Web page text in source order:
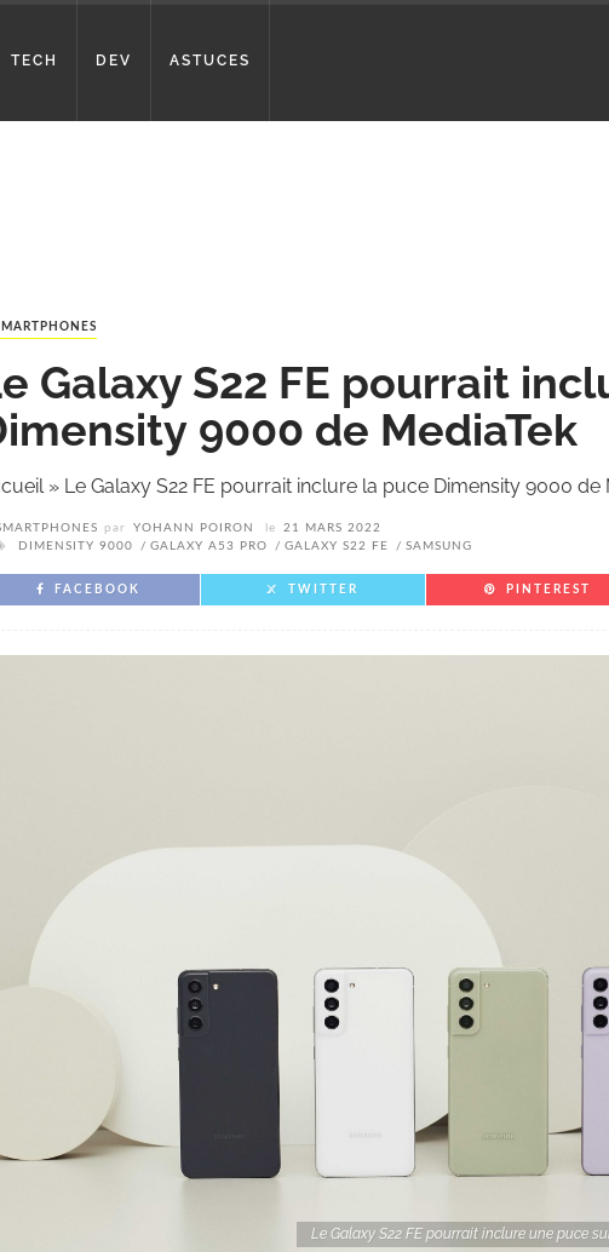
TECH DEV ASTUCES
SMARTPHONES
Galaxy S22 FE pourrait
9000 de MediaTek
» Le Galaxy S22 FE pourrait inclure la puce Dimensity 9000 de
par YOHANN POIRON le
21 MARS 2022
DIMENSITY 9000
GALAXY A53 PRO GALAXY S22 FE SAMSUNG
FACEBOOK TWITTER PINTEREST
Le Galaxy S22 FE pourrait inclure une puce